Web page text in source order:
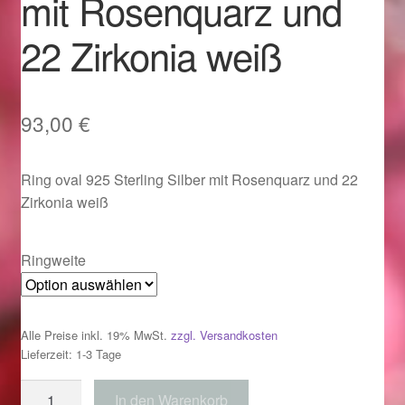
Im Gedenken an
Impressum
Karneval 2015 – Schmuck zu Fasching & Co.
Karneval 2020 – Schmuck zu Fasching & Co.
Kasse
Liefer- und Versandkosten
Magisches und Festliches zu Halloween
22 Zirkonia weiß
93,00 €
Ring oval 925 Sterling Silber mit Rosenquarz und 22
Zirkonia weiß
Ringweite
Alle Preise inkl. 19% MwSt. zzgl. Versandkosten
Lieferzeit: 1-3 Tage
In den Warenkorb